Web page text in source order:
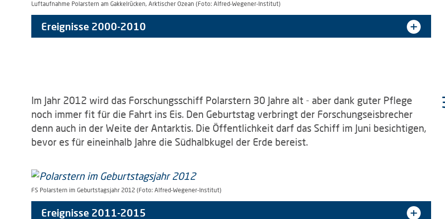
Luftaufnahme Polarstern am Gakkelrücken, Arktischer Ozean (Foto: Alfred-Wegener-Institut)
Ereignisse 2000-2010
Im Jahr 2012 wird das Forschungsschiff Polarstern 30 Jahre alt - aber dank guter Pflege
noch immer fit für die Fahrt ins Eis. Den Geburtstag verbringt der Forschungseisbrecher
denn auch in der Weite der Antarktis. Die Öffentlichkeit darf das Schiff im Juni besichtigen,
bevor es für eineinhalb Jahre die Südhalbkugel der Erde bereist.
FS Polarstern im Geburtstagsjahr 2012 (Foto: Alfred-Wegener-Institut)
Ereignisse 2011-2015